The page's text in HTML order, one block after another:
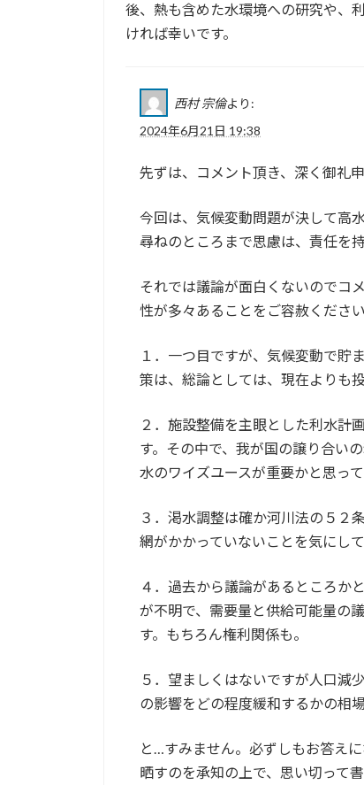
後、熱も含めた水環境への研究や、
ければ幸いです。
西村 宗倫より:
2024年6月21日 19:38
先ずは、コメント頂き、深く御礼申
今回は、気候変動問題が決して高
尋ねのところまで思慮は、責任を
それでは議論が面白くないのでコ
性が多々あることをご容赦ください
１．一つ目ですが、気候変動で貯
策は、総論としては、現在よりも
２．施設整備を主眼とした利水計
す。その中で、我が国の譲り合い
水のワイズユースが重要かと思って
３．渇水調整は確か河川法の５２
網がかかっていないことを気にして
４．過去から議論があるところ
が不明で、需要量と供給可能量の
す。もちろん権利関係も。
５．望ましくはないですが人口減
の影響をどの程度緩和するかの相
と…すみません。必ずしもお答え
晒すのを承知の上で、思い切って